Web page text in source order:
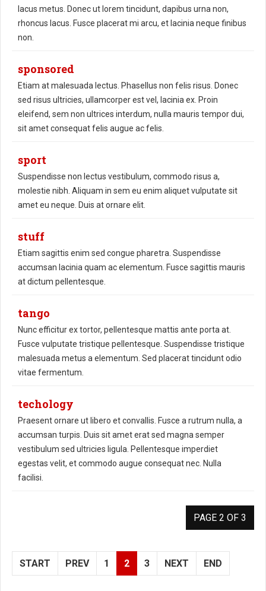
lacus metus. Donec ut lorem tincidunt, dapibus urna non,
rhoncus lacus. Fusce placerat mi arcu, et lacinia neque finibus
non.
sponsored
Etiam at malesuada lectus. Phasellus non felis risus. Donec
sed risus ultricies, ullamcorper est vel, lacinia ex. Proin
eleifend, sem non ultrices interdum, nulla mauris tempor dui,
sit amet consequat felis augue ac felis.
sport
Suspendisse non lectus vestibulum, commodo risus a,
molestie nibh. Aliquam in sem eu enim aliquet vulputate sit
amet eu neque. Duis at ornare elit.
stuff
Etiam sagittis enim sed congue pharetra. Suspendisse
accumsan lacinia quam ac elementum. Fusce sagittis mauris
at dictum pellentesque.
tango
Nunc efficitur ex tortor, pellentesque mattis ante porta at.
Fusce vulputate tristique pellentesque. Suspendisse tristique
malesuada metus a elementum. Sed placerat tincidunt odio
vitae fermentum.
techology
Praesent ornare ut libero et convallis. Fusce a rutrum nulla, a
accumsan turpis. Duis sit amet erat sed magna semper
vestibulum sed ultricies ligula. Pellentesque imperdiet
egestas velit, et commodo augue consequat nec. Nulla
facilisi.
PAGE 2 OF 3
START PREV 1 2 3 NEXT END